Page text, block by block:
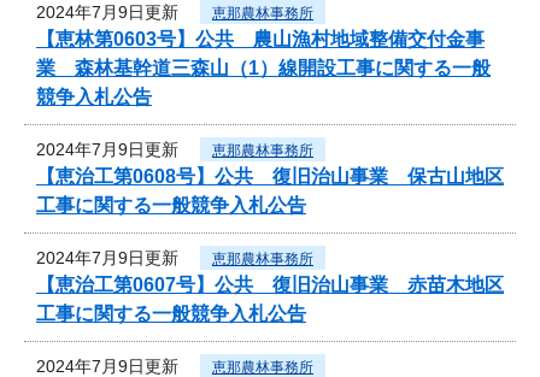
2024年7月9日更新 恵那農林事務所
【恵林第0603号】公共 農山漁村地域整備交付金事
業 森林基幹道三森山（1）線開設工事に関する一般
競争入札公告
2024年7月9日更新 恵那農林事務所
【恵治工第0608号】公共 復旧治山事業 保古山地区
工事に関する一般競争入札公告
2024年7月9日更新 恵那農林事務所
【恵治工第0607号】公共 復旧治山事業 赤苗木地区
工事に関する一般競争入札公告
2024年7月9日更新 恵那農林事務所